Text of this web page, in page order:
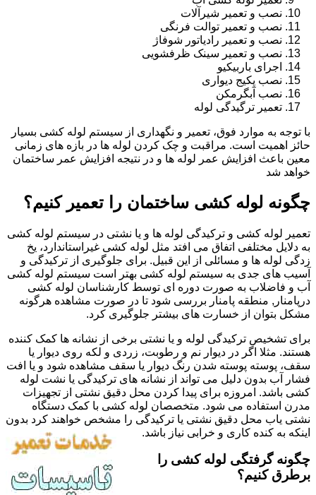
نصب و تعمیر شیرآلات
نصب و تعمیر توالت فرنگی
نصب و تعمیر رادیاتور شوفاژ
نصب و تعمیر سینک ظرفشویی
اجرای باربیکیو
نصب پکیج دیواری
نصب آبگرمکن
تعمیر ترگیدگی لوله
با توجه به موارد فوق، تعمیر و نگهداری از سیستم لوله کشی بسیار
حائز اهمیت است. مراقبت و چک کردن لوله ها در بازه های زمانی
معین باعث افزایش عمر لوله ها و در نتیجه افزایش عمر ساختمان
خواهد شد
چگونه لوله کشی ساختمان را تعمیر کنیم؟
تعمیر لوله کشی و ترکیدگی لوله ها و یا نشتی در سیستم لوله کشی
به دلایل مختلفی اتفاق می افتد مثل لوله کشی غیراستاندارد، یخ
زدگی لوله ها و مسائلی از این قبیل. برای جلوگیری از ترکیدگی و
آسیب های جدی به سیستم لوله کشی بهتر است سیستم لوله کشی
آب و فاضلاب به صورت دوره ای توسط کارشناسان لوله کشی
درپامنار, منطقه پامنار بررسی شود تا در صورت مشاهده هرگونه
مشکل بتوان از خسارت های بیشتر جلوگیری کرد.
برای تشخیص ترکیدگی لوله و یا نشتی برخی از نشانه ها کمک کننده
هستند. مثلا اگر در دیوار نم و رطوبت، زردی و لکه روی دیوار یا
سقف، پوسته پوسته شدن رنگ دیوار یا سقف مشاهده شود و یا افت
فشار آب بدون دلیل می تواند از نشانه های ترکیدگی یا نشت لوله
کشی باشد. امروزه برای پیدا کردن محل دقیق نشتی از تجهیزات
مدرن استفاده می شود. متخصصان لوله کشی با کمک دستگاه
نشتی یاب محل دقیق نشتی یا ترکیدگی را مشخص خواهند کرد بدون
اینکه به کنده کاری و خرابی نیاز باشد.
چگونه گرفتگی لوله کشی را
برطرق کنیم؟